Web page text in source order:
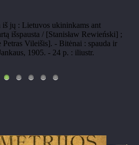
iš jų : Lietuvos ukininkams ant
išspausta / [Stanisław Rewieński] ;
Petras Vileišis]. - Bitėnai : spauda ir
1905. - 24 p. : iliustr.